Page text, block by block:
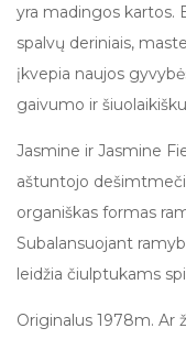
yra madingos kartos.
spalvų deriniais,
įkvepia naujos
gaivumo ir
Jasmine ir Jasmine
aštuntojo
organiškas formas
Subalansuojant
leidžia čiulptukams
Originalus 1978m. Ar